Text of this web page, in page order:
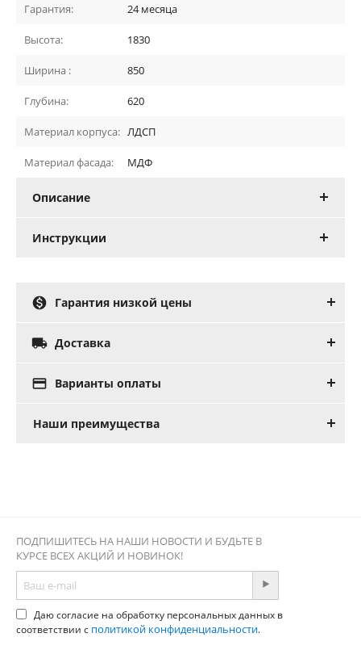
Гарантия: 24 месяца
Высота: 1830
Ширина : 850
Глубина: 620
Материал корпуса: ЛДСП
Материал фасада: МДФ
Описание
Инструкции
 Гарантия низкой цены
 Доставка
 Варианты оплаты
Наши преимущества
ПОДПИШИТЕСЬ НА НАШИ НОВОСТИ И БУДЬТЕ В
КУРСЕ ВСЕХ АКЦИЙ И НОВИНОК!
Даю согласие на обработку персональных данных в
соответствии с политикой конфиденциальности.